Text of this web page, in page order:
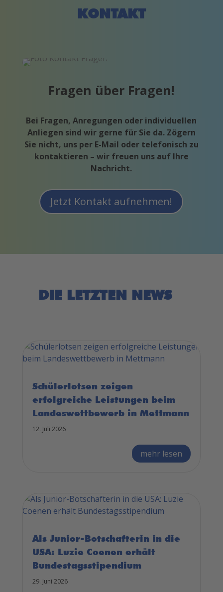
KONTAKT
Fragen über Fragen!
Bei Fragen, Anregungen oder individuellen
Anliegen sind wir gerne für Sie da. Zögern
Sie nicht, uns per E-Mail oder telefonisch zu
kontaktieren – wir freuen uns auf Ihre
Nachricht.
Jetzt Kontakt aufnehmen!
DIE LETZTEN NEWS
Schülerlotsen zeigen
erfolgreiche Leistungen beim
Landeswettbewerb in Mettmann
12. Juli 2026
mehr lesen
Als Junior-Botschafterin in die
USA: Luzie Coenen erhält
Bundestagsstipendium
29. Juni 2026